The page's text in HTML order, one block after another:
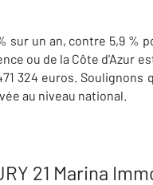
sur un an, contre 5,9 %
ou de la Côte d'Azur
324 euros. Soulignons
au niveau national.
21 Marina